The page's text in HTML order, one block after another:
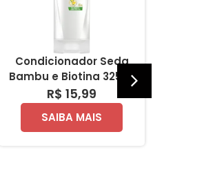
Condicionador Seda
Bambu e Biotina 325ml
R$ 15,99
SAIBA MAIS